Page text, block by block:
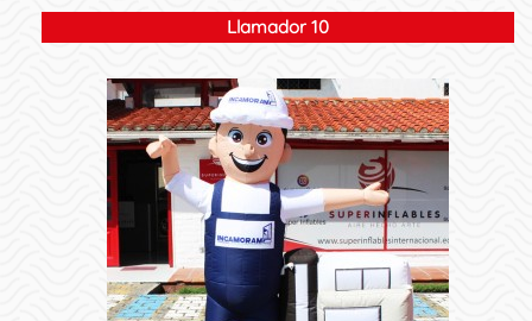
Llamador 10